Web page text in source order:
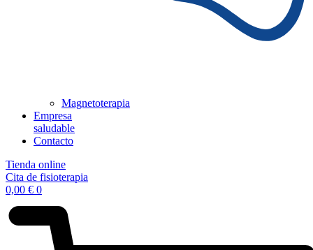
Magnetoterapia
Empresa
saludable
Contacto
Tienda online
Cita de fisioterapia
0,00 € 0